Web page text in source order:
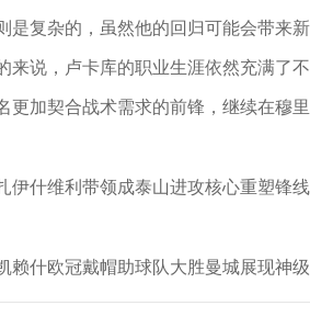
是复杂的，虽然他的回归可能会带来
来说，卢卡库的职业生涯依然充满了
更加契合战术需求的前锋，继续在穆
伊什维利带领成泰山进攻核心重塑锋
赖什欧冠戴帽助球队大胜曼城展现神